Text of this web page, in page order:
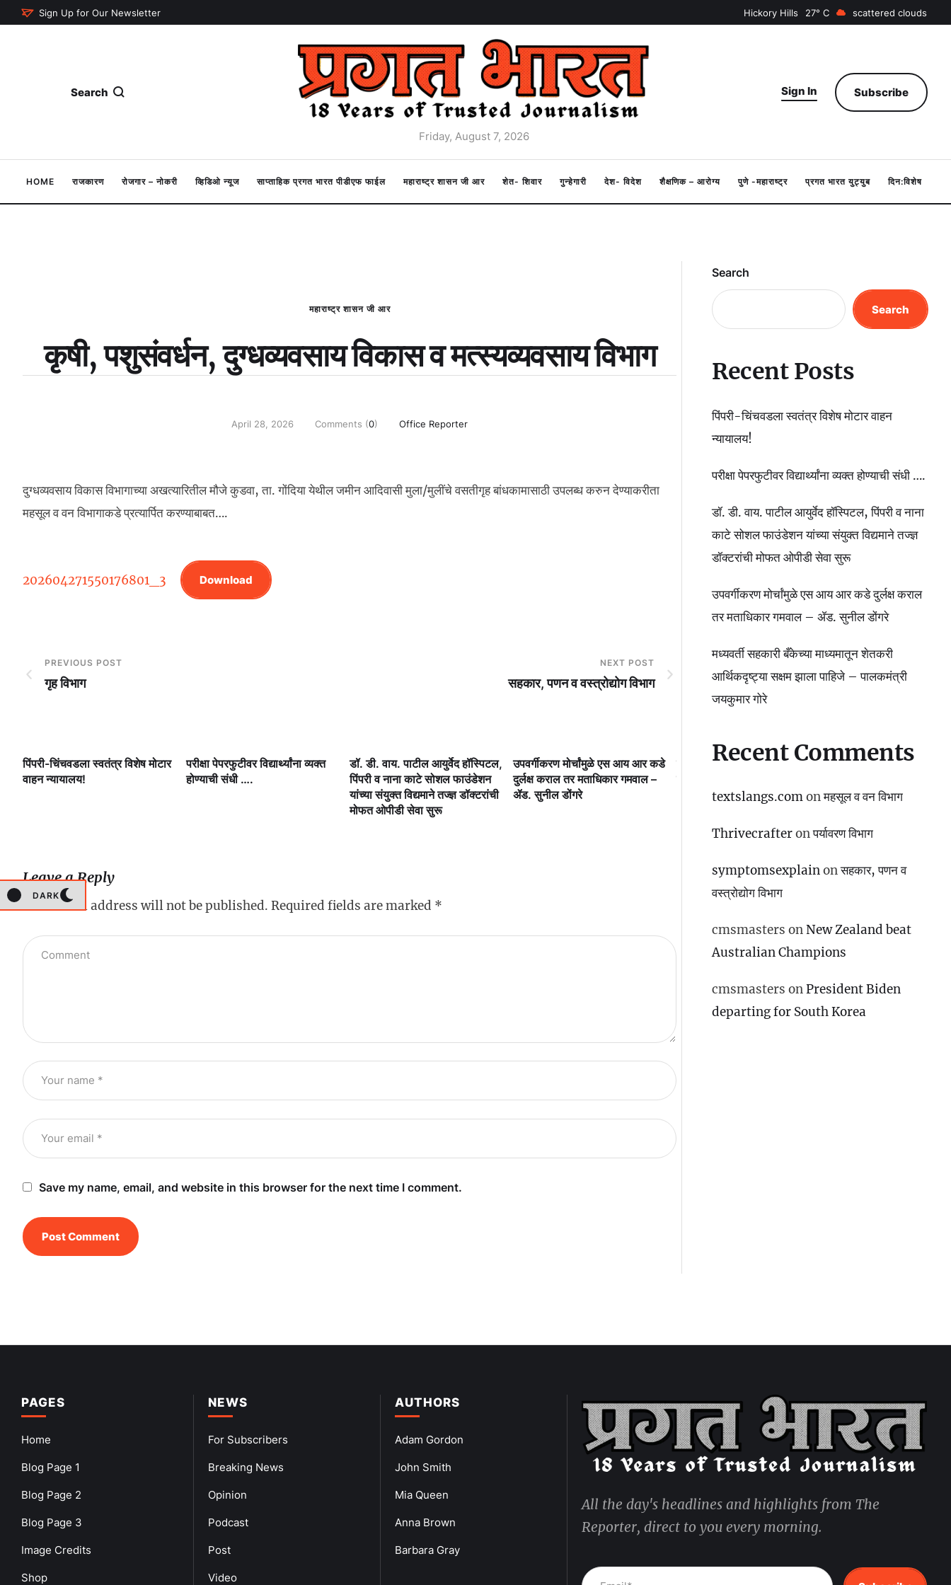
Sign Up for Our Newsletter Hickory Hills 27 scattered clouds
Search
Friday, August 7, 2026
Sign In Subscribe
DARK
HOME राजकारण रोजगार – नोकरी व्हिडिओ न्यूज साप्ताहिक प्रगत भारत पीडीएफ फाईल महाराष्ट्र शासन जी आर शेत- शिवार गुन्हेगारी देश- विदेश शैक्षणिक – आरोग्य पुणे -महाराष्ट्र प्रगत भारत युट्युब दिन:विशेष
महाराष्ट्र शासन जी आर
कृषी, पशुसंवर्धन, दुग्‍धव्‍यवसाय विकास व मत्‍स्‍यव्‍यवसाय विभाग
April 28, 2026 Comments (0) Office Reporter
दुग्धव्यवसाय विकास विभागाच्या अखत्यारितील मौजे कुडवा, ता. गोंदिया येथील जमीन आदिवासी मुला/मुलींचे वसतीगृह बांधकामासाठी उपलब्ध करुन देण्याकरीता
महसूल व वन विभागाकडे प्रत्यार्पित करण्याबाबत….
202604271550176801_3 Download
PREVIOUS POST
गृह विभाग
NEXT POST
सहकार, पणन व वस्‍त्रोद्योग विभाग
पिंपरी-चिंचवडला स्वतंत्र विशेष मोटार
वाहन न्यायालय!
परीक्षा पेपरफुटीवर विद्यार्थ्यांना व्यक्त
होण्याची संधी ….
डॉ. डी. वाय. पाटील आयुर्वेद हॉस्पिटल,
पिंपरी व नाना काटे सोशल फाउंडेशन
यांच्या संयुक्त विद्यमाने तज्ज्ञ डॉक्टरांची
मोफत ओपीडी सेवा सुरू
उपवर्गीकरण मोर्चांमुळे एस आय आर कडे
दुर्लक्ष कराल तर मताधिकार गमवाल –
ॲड. सुनील डोंगरे
मध्यवर्ती सहकारी बँकेच्या माध्यमातून
– पालकमंत्री जयकुमार गोरे
महाराष्ट्राने दूरदृष्टीचा
Leave a Reply
Your email address will not be published. Required fields are marked *
Save my name, email, and website in this browser for the next time I comment.
Search
Search
Recent Posts
पिंपरी-चिंचवडला स्वतंत्र विशेष मोटार वाहन
न्यायालय!
परीक्षा पेपरफुटीवर विद्यार्थ्यांना व्यक्त होण्याची संधी ….
डॉ. डी. वाय. पाटील आयुर्वेद हॉस्पिटल, पिंपरी व नाना
काटे सोशल फाउंडेशन यांच्या संयुक्त विद्यमाने तज्ज्ञ
डॉक्टरांची मोफत ओपीडी सेवा सुरू
उपवर्गीकरण मोर्चांमुळे एस आय आर कडे दुर्लक्ष कराल
तर मताधिकार गमवाल – ॲड. सुनील डोंगरे
मध्यवर्ती सहकारी बँकेच्या माध्यमातून शेतकरी
आर्थिकदृष्ट्या सक्षम झाला पाहिजे – पालकमंत्री
जयकुमार गोरे
Recent Comments
textslangs.comonमहसूल व वन विभाग
Thrivecrafteronपर्यावरण विभाग
symptomsexplainonसहकार, पणन व
वस्‍त्रोद्योग विभाग
cmsmasters onNew Zealand beat
Australian Champions
cmsmasters onPresident Biden
departing for South Korea
PAGES
Home
Blog Page 1
Blog Page 2
Blog Page 3
Image Credits
Shop
NEWS
For Subscribers
Breaking News
Opinion
Podcast
Post
Video
AUTHORS
Adam Gordon
John Smith
Mia Queen
Anna Brown
Barbara Gray
All the day's headlines and highlights from The
Reporter, direct to you every morning.